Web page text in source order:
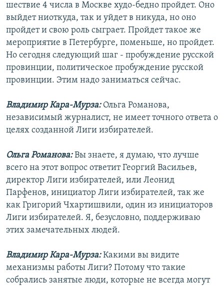
шествие 4 числа в Москве худо-бедно пройдет. Оно
выйдет ниоткуда, так и уйдет в никуда, но оно
пройдет и свою роль сыграет. Пройдет такое же
мероприятие в Петербурге, поменьше, но пройдет.
Но сегодня следующий шаг - пробуждение русской
провинции, политическое пробуждение русской
провинции. Этим надо заниматься сейчас.
Владимир Кара-Мурза:Ольга Романова,
независимый журналист, не имеет точного ответа о
целях созданной Лиги избирателей.
Ольга Романова:Вы знаете, я думаю, что лучше
всего на этот вопрос ответит Георгий Васильев,
директор Лиги избирателей, или Леонид
Парфенов, инициатор Лиги избирателей, так же
как Григорий Чхартишвили, один из инициаторов
Лиги избирателей. Я, безусловно, поддерживаю
этих замечательных людей.
Владимир Кара-Мурза:Какими вы видите
механизмы работы Лиги? Потому что такие
собрались занятые люди, которые не всегда могут